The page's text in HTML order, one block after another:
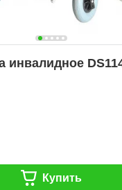
инвалидное
Купить